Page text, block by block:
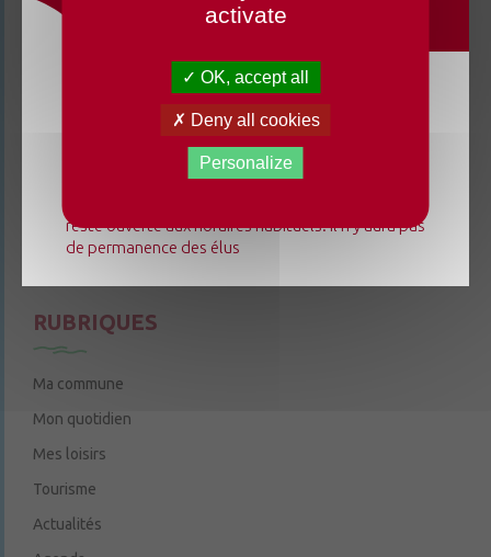
Le mardi de 9h à 12h
Le jeudi de 9h à 12h et de 14h à 18h
Nous contacter
RUBRIQUES
Ma commune
Mon quotidien
Mes loisirs
Tourisme
Actualités
Du lundi 3 août au dimanche 23 août 2026, la
mairie déléguée de Chenillé-Changé adapte ses
horaires ⚠ Elle sera fermée les jeudis, ouverte les
lundis 3, 10 et 17 août de 9h à 12h. L'accueil de la
reste ouverte aux horaires habituels. Il n'y aura pas
de permanence des élus
activate
OK, accept all
Deny all cookies
Personalize